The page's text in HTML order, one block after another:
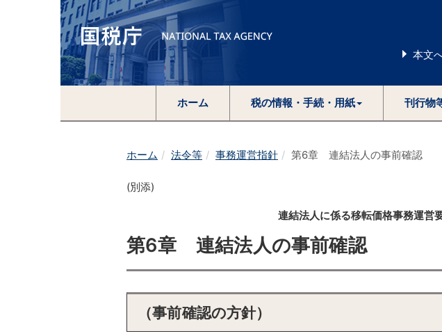
本文
ホーム 税の情報・手続・用紙 刊行物
ホーム 法令等 事務運営指針 第6章 連結法人の事前確認
(別添)
連結法人に係る移転価格事務運営
第6章 連結法人の事前確認
（事前確認の方針）